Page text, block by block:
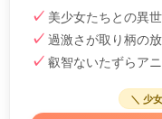
美少女たちとの異
過激さが取り柄の
叡智ないたずらア
＼ 少